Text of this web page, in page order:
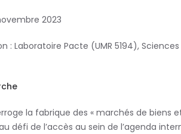
2023
: Laboratoire Pacte (UMR 5194),
la fabrique des « marchés de biens
défi de l’accès au sein de l’agenda